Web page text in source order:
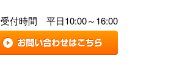
付時間 平日10:00～16:00